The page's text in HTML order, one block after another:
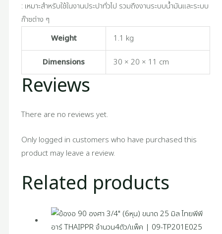
: เหมาะสำหรับใช้ในงานประปาทั่วไป รวมถึงงานระบบน้ำมันและระบบ
ก๊าซต่าง ๆ
Weight
1.1 kg
Dimensions 30 × 20 × 11 cm
Reviews
There are no reviews yet.
Only logged in customers who have purchased this
product may leave a review.
Related products